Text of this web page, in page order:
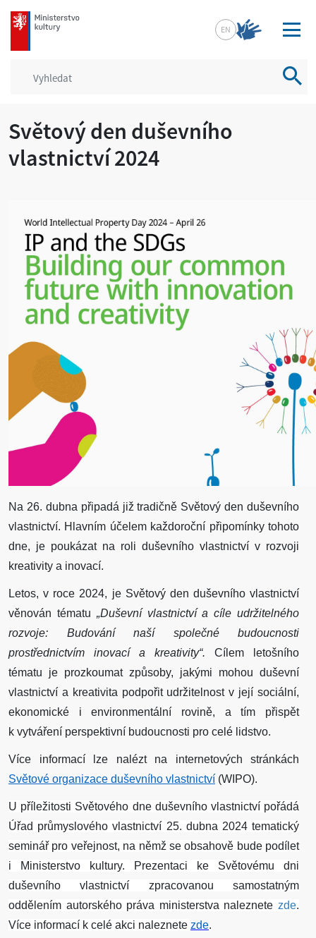
mkcr.cz
EN
Světový den duševního
vlastnictví 2024
Na 26. dubna připadá již tradičně Světový den duševního
vlastnictví. Hlavním účelem každoroční připomínky tohoto
dne, je poukázat na roli duševního vlastnictví v rozvoji
kreativity a inovací.
Letos, v roce 2024, je Světový den duševního vlastnictví
věnován tématu „Duševní vlastnictví a cíle udržitelného
rozvoje: Budování naší společné budoucnosti
prostřednictvím inovací a kreativity“. Cílem letošního
tématu je prozkoumat způsoby, jakými mohou duševní
vlastnictví a kreativita podpořit udržitelnost v její sociální,
ekonomické i environmentální rovině, a tím přispět
k vytváření perspektivní budoucnosti pro celé lidstvo.
Více informací lze nalézt na internetových stránkách
Světové organizace duševního vlastnictví (WIPO).
U příležitosti Světového dne duševního vlastnictví pořádá
Úřad průmyslového vlastnictví 25. dubna 2024 tematický
seminář pro veřejnost, na němž se obsahově bude podílet
i Ministerstvo kultury.
Prezentaci ke Světovému dni
duševního vlastnictví zpracovanou samostatným
oddělením autorského práva ministerstva naleznete zde.
Více informací k celé akci naleznete zde.